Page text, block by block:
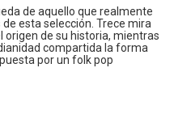
de aquello que realmente
esta selección. Trece mira
origen de su historia, mientras
compartida la forma
por un folk pop